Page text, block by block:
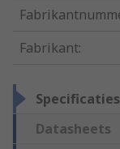
Fabrikant:
Specificaties
Datasheets